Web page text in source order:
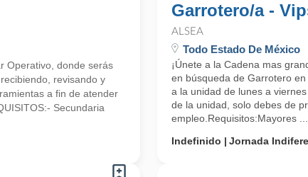
Operativo, donde serás
revisando y
a fin de atender
Secundaria
Garrotero/a -
ALSEA
Todo Estado De México
¡Únete a la Cadena mas
en búsqueda de Garrotero
a la unidad de lunes a
de la unidad, solo debes de
empleo.Requisitos:Mayores ...
Indefinido
Jornada